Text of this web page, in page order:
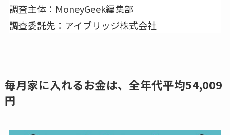
調査主体：MoneyGeek編集部
調査委託先：アイブリッジ株式会社
毎月家に入れるお金は、全年代平均54,009
円